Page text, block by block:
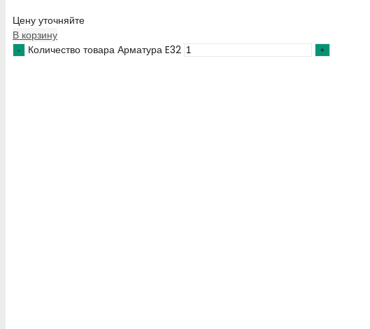
Цену уточняйте
В корзину
Количество товара Арматура E32